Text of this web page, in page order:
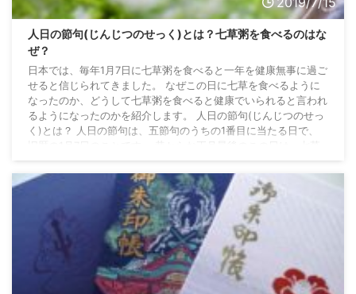
人日の節句(じんじつのせっく)とは？七草粥を食べるのはな
ぜ？
日本では、毎年1月7日に七草粥を食べると一年を健康無事に過ご
せると信じられてきました。 なぜこの日に七草を食べるように
なったのか、どうして七草粥を食べると健康でいられると言われ
るようになったのかを紹介します。 人日の節句(じんじつのせっ
く)とは？ 人日の節句は、五節句のうちの1番目に当たる日で、
びます。 人日の節句の由来は？ 中国の年中行事で、「人日」と
いう日がありました。 中国では、元 ...